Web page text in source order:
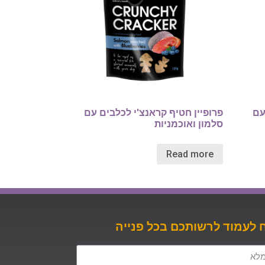
פרופיין חטיף קראנצ'י לכלבים עם
סלמון ואוכמניות
Read more
לעמוד לרשותכם בכל פנייה